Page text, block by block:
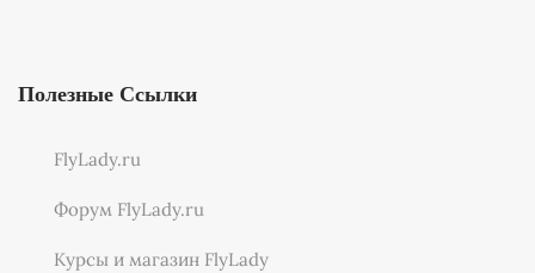
Полезные Ссылки
FlyLady.ru
Форум FlyLady.ru
Курсы и магазин FlyLady